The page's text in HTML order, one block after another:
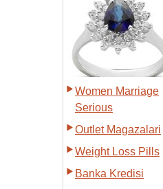
Women Marriage
Serious
Outlet Magazalari
Weight Loss Pills
Banka Kredisi